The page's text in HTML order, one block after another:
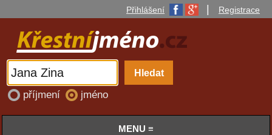
Přihlášení Registrace
příjmení jméno
MENU ≡